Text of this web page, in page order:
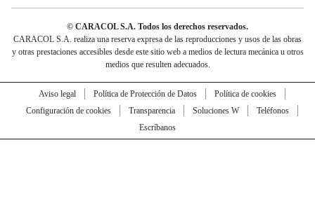
© CARACOL S.A. Todos los derechos reservados.
CARACOL S.A. realiza una reserva expresa de las reproducciones y usos de las obras
y otras prestaciones accesibles desde este sitio web a medios de lectura mecánica u otros
medios que resulten adecuados.
Aviso legal Política de Protección de Datos
Política de cookies
Configuración de cookies
Transparencia Soluciones W
Teléfonos
Escríbanos